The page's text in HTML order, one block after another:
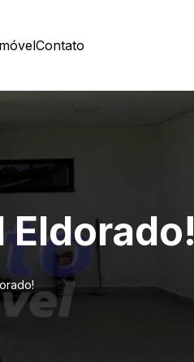
Contato
Eldorado!